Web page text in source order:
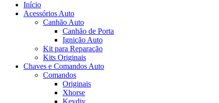
Início
Acessórios Auto
Canhão Auto
Canhão de Porta
Ignição Auto
Kit para Reparação
Kits Originais
Chaves e Comandos Auto
Comandos
Originais
Xhorse